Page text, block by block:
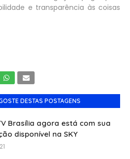
e transparência às coisas
DESTAS POSTAGENS
Brasília agora está com sua
disponível na SKY